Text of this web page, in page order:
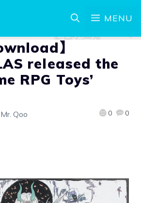
MENU
】
released the
RPG Toys’
Mr. Qoo 0 0